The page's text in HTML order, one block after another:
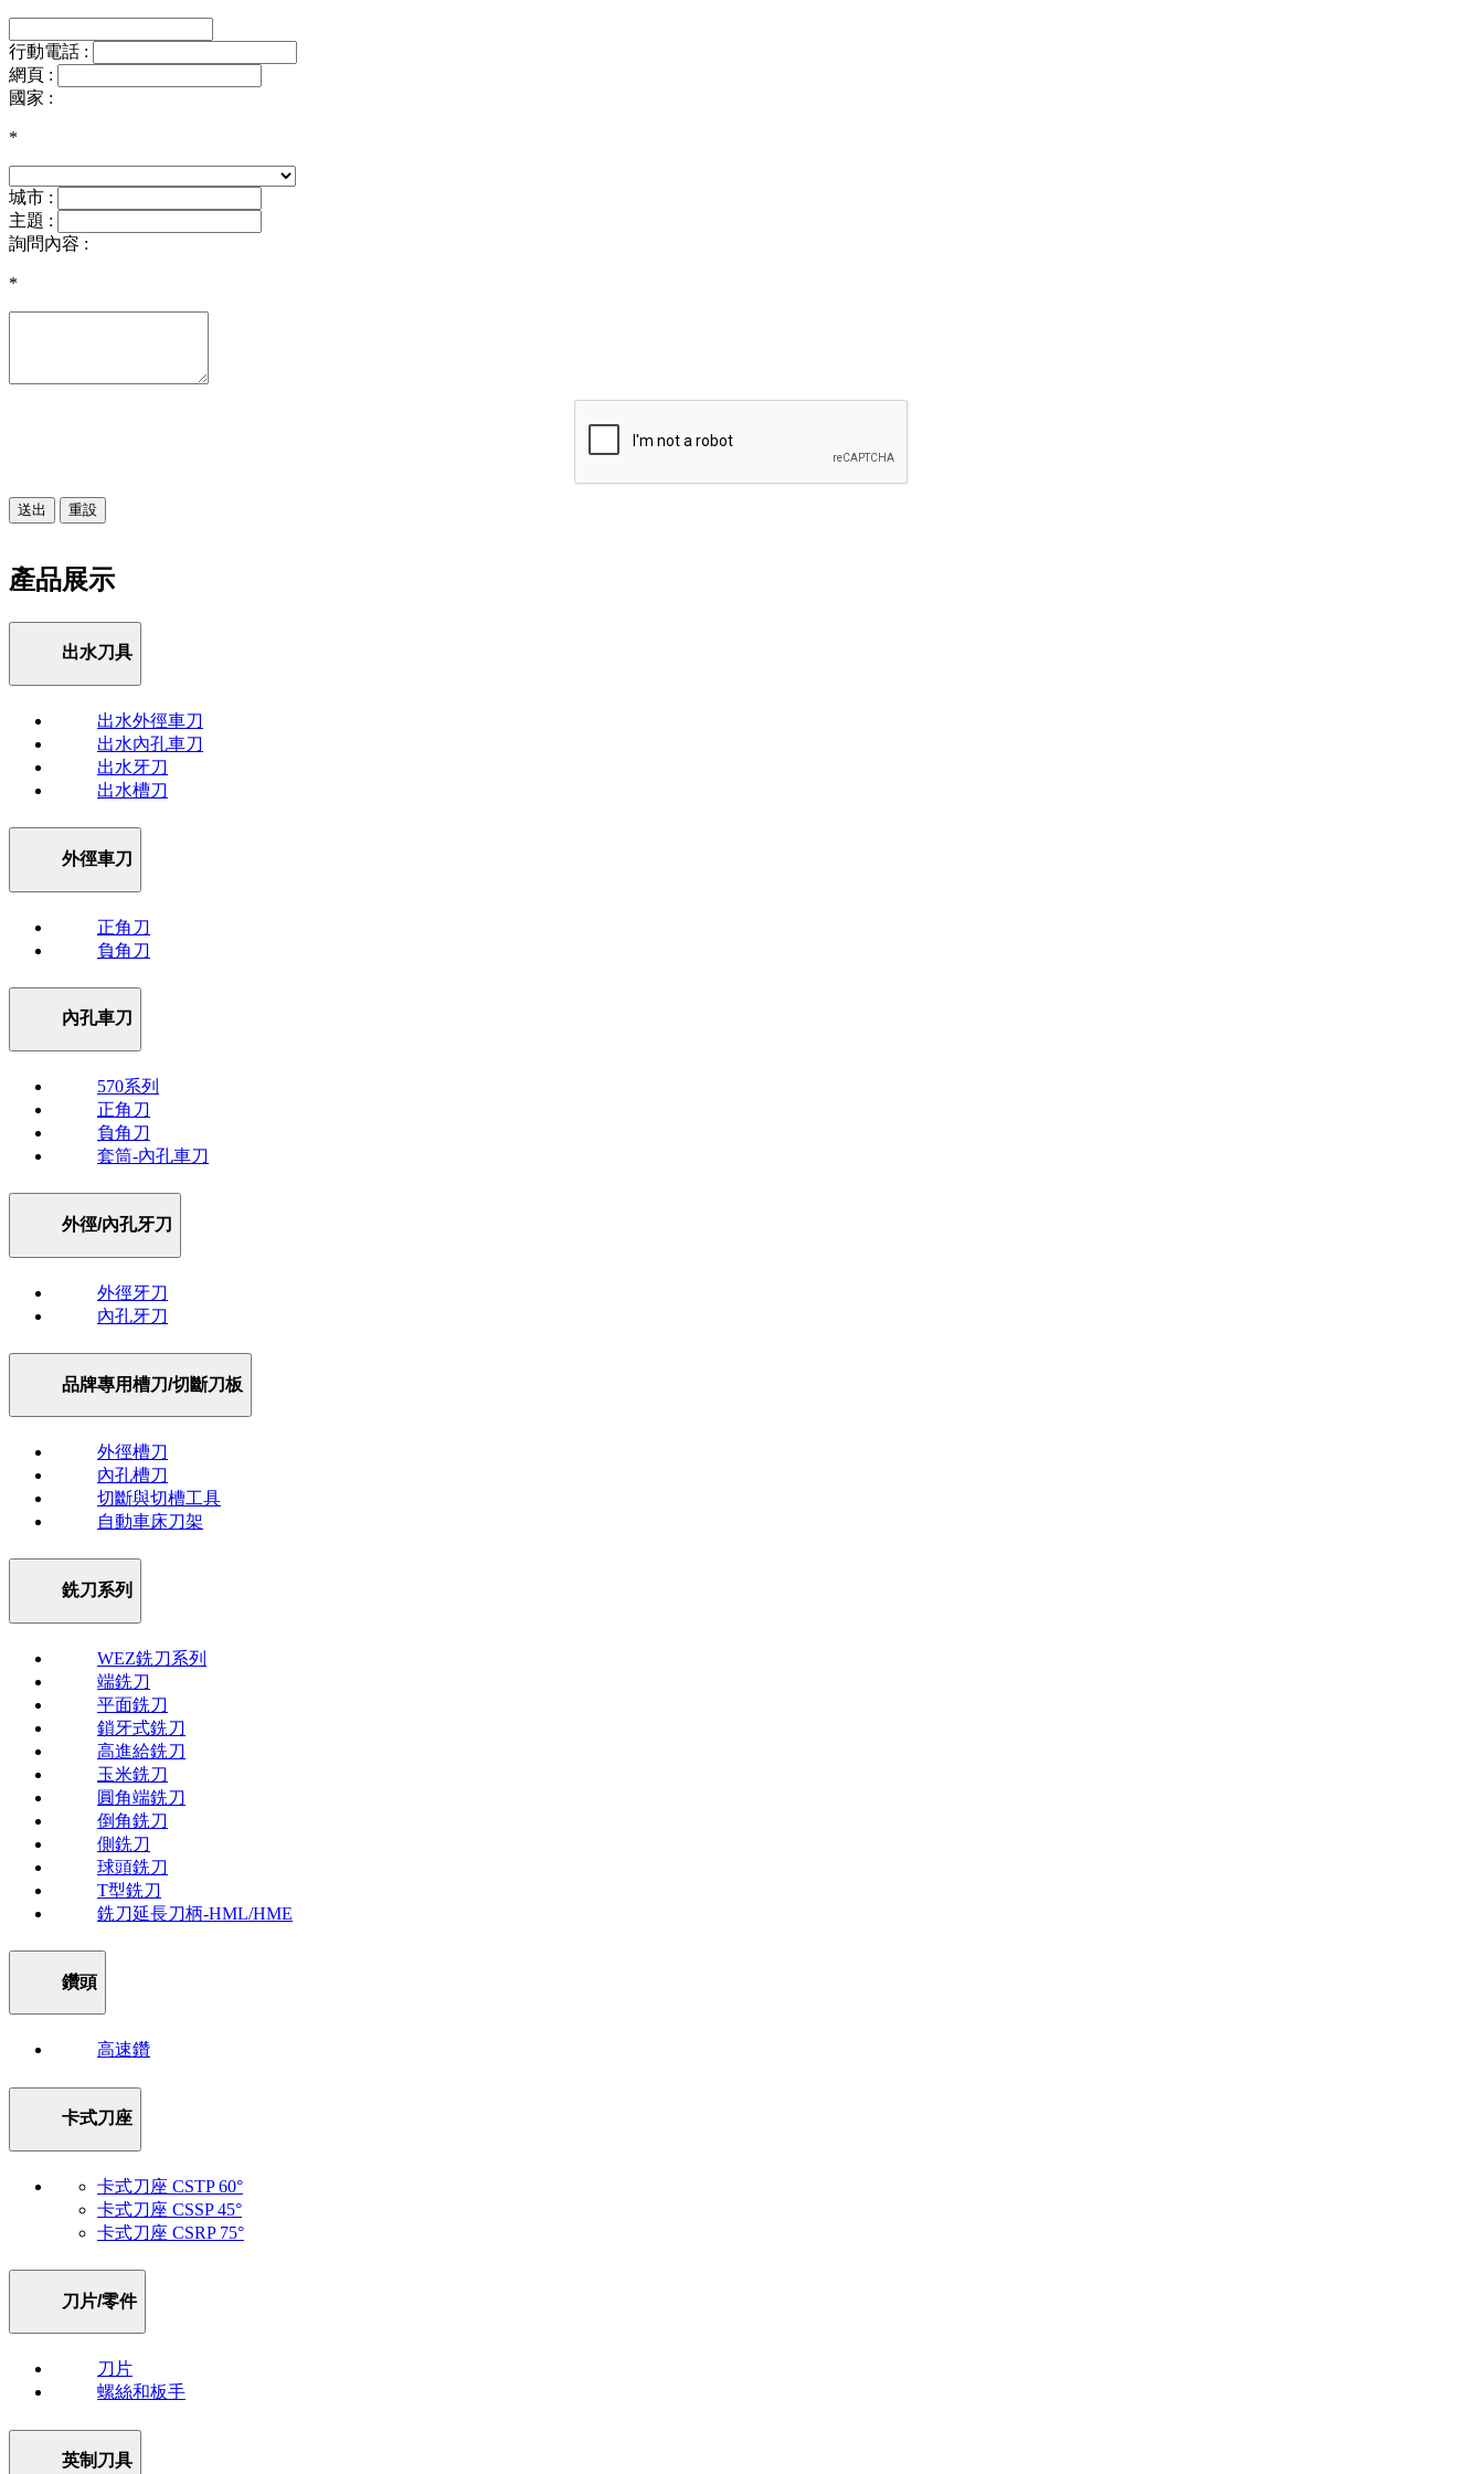
行動電話 :
網頁 :
國家 :
*
城市 :
主題 :
詢問內容 :
*
送出 重設
產品展示
出水刀具
出水外徑車刀
出水內孔車刀
出水牙刀
出水槽刀
外徑車刀
正角刀
負角刀
內孔車刀
570系列
正角刀
負角刀
套筒-內孔車刀
外徑/內孔牙刀
外徑牙刀
內孔牙刀
品牌專用槽刀/切斷刀板
外徑槽刀
內孔槽刀
切斷與切槽工具
自動車床刀架
銑刀系列
WEZ銑刀系列
端銑刀
平面銑刀
鎖牙式銑刀
高進給銑刀
玉米銑刀
圓角端銑刀
倒角銑刀
側銑刀
球頭銑刀
T型銑刀
銑刀延長刀柄-HML/HME
鑽頭
高速鑽
卡式刀座
卡式刀座 CSTP 60°
卡式刀座 CSSP 45°
卡式刀座 CSRP 75°
刀片/零件
刀片
螺絲和板手
英制刀具